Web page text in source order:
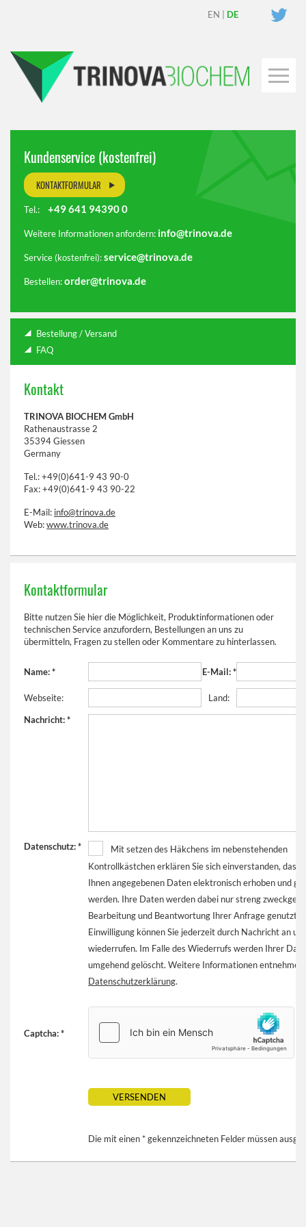
EN DE
Kundenservice (kostenfrei)
KONTAKTFORMULAR
Tel.: +49 641 94390 0
Weitere Informationen anfordern: info@trinova.de
Service (kostenfrei):service@trinova.de
Bestellen:order@trinova.de
Bestellung / Versand
FAQ
Kontakt
TRINOVA BIOCHEM GmbH
Rathenaustrasse 2
35394 Giessen
Germany
Tel.: +49(0)641-9 43 90-0
Fax: +49(0)641-9 43 90-22
E-Mail: info@trinova.de
Web:www.trinova.de
Kontaktformular
Bitte nutzen Sie hier die Möglichkeit, Produktinformationen oder
technischen Service anzufordern, Bestellungen an uns zu
übermitteln, Fragen zu stellen oder Kommentare zu hinterlassen.
Name: * E-Mail: *
Webseite:
Land:
Nachricht: *
Datenschutz: *
Mit setzen des Häkchens im nebenstehenden
Kontrollkästchen erklären Sie sich einverstanden, dass
Ihnen angegebenen Daten elektronisch erhoben und
werden. Ihre Daten werden dabei nur streng
Bearbeitung und Beantwortung Ihrer Anfrage genutzt.
Einwilligung können Sie jederzeit durch Nachricht an uns
wiederrufen. Im Falle des Wiederrufs werden Ihrer
umgehend gelöscht. Weitere Informationen entnehmen
Datenschutzerklärung.
Captcha: *
Die mit einen * gekennzeichneten Felder müssen